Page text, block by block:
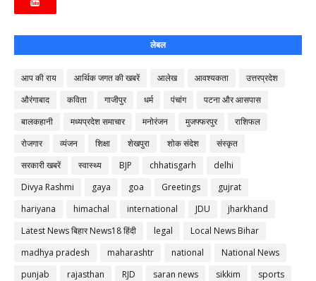
लेबल
आप की राय आर्थिक जगत की खबरें आलेख आवश्यकता
उत्तरप्रदेश
औरंगाबाद
कविता गाजीपुर धर्म पंचांग
पटना और आसपास
बालकहानी
मध्यप्रदेश समाचार मनोरंजन मुजफ्फरपुर
राशिफल
रोजगार
व्यंजन शिक्षा शेखपुरा शोक संदेश
संस्कृत
सरकारी खबरें
स्वास्थ्य BJP chhatisgarh
delhi
Divya Rashmi
gaya goa Greetings
gujrat
hariyana
himachal international JDU
jharkhand
Latest News बिहार News18 हिंदी
legal
Local News Bihar
madhya pradesh
maharashtr national
National News
punjab
rajasthan RJD saran news sikkim
sports